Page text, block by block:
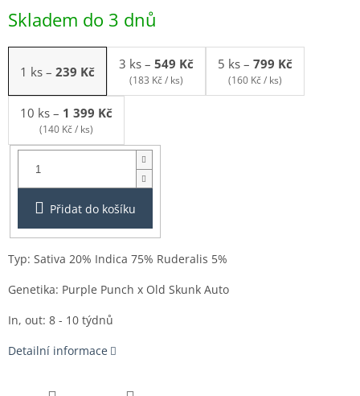
cena:
Skladem do 3 dnů
1 ks – 239 Kč 3 ks – 549 Kč
(183 Kč / ks)
5 ks – 799 Kč
(160 Kč / ks)
10 ks – 1 399 Kč
(140 Kč / ks)
Balení:
Přidat do košíku
Typ: Sativa 20% Indica 75% Ruderalis 5%
Genetika: Purple Punch x Old Skunk Auto
In, out: 8 - 10 týdnů
Detailní informace